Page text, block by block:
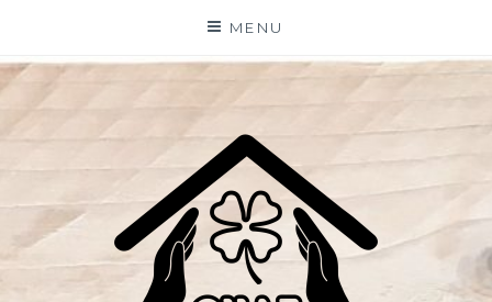
content
MENU